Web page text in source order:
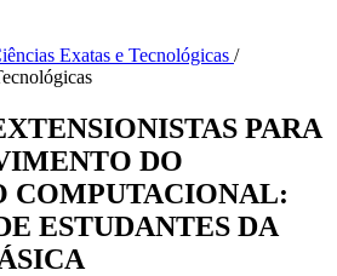
Exatas e Tecnológicas /
PARA
DO
COMPUTACIONAL:
ESTUDANTES DA